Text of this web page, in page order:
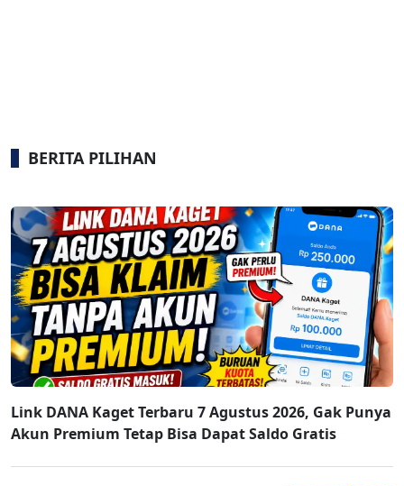
BERITA PILIHAN
Link DANA Kaget Terbaru 7 Agustus 2026, Gak Punya
Akun Premium Tetap Bisa Dapat Saldo Gratis